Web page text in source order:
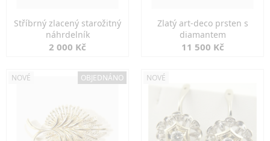
Stříbrný zlacený starožitný
náhrdelník
2 000 Kč
Zlatý art-deco prsten s
diamantem
11 500 Kč
NOVÉ OBJEDNÁNO NOVÉ